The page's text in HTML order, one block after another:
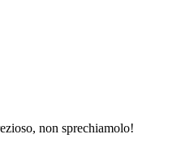
non sprechiamolo!